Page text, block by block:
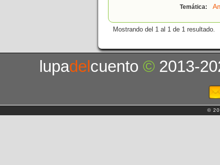
Temática:
Mostrando del 1 al 1 de 1 resultado.
lupadelcuento© 2013-
©